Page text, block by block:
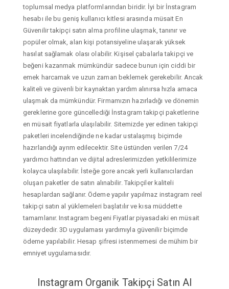
toplumsal medya platformlarından biridir. İyi bir İnstagram
hesabı ile bu geniş kullanıcı kitlesi arasında müsait En
Güvenilir takipçi satın alma profiline ulaşmak, tanınır ve
popüler olmak, alan kişi potansiyeline ulaşarak yüksek
hasılat sağlamak olası olabilir. Kişisel çabalarla takipçi ve
beğeni kazanmak mümkündür sadece bunun için ciddi bir
emek harcamak ve uzun zaman beklemek gerekebilir. Ancak
kaliteli ve güvenli bir kaynaktan yardım alınırsa hızla amaca
ulaşmak da mümkündür. Firmamızın hazırladığı ve dönemin
gereklerine gore güncellediği İnstagram takipçi paketlerine
en müsait fiyatlarla ulaşılabilir. Sitemizde yer edinen takipçi
paketleri incelendiğinde ne kadar ustalaşmış biçimde
hazırlandığı ayrım edilecektir. Site üstünden verilen 7/24
yardımcı hattından ve dijital adreslerimizden yetkililerimize
kolayca ulaşılabilir. İsteğe gore ancak yerli kullanıcılardan
oluşan paketler de satın alınabilir. Takipçiler kaliteli
hesaplardan sağlanır. Ödeme yapılır yapılmaz instagram reel
takipçi satın al yüklemeleri başlatılır ve kısa müddette
tamamlanır. Instagram begeni Fiyatlar piyasadaki en müsait
düzeydedir. 3D uygulaması yardımıyla güvenilir biçimde
ödeme yapılabilir. Hesap şifresi istenmemesi de mühim bir
emniyet uygulamasıdır.
Instagram Organik Takipçi Satın Al